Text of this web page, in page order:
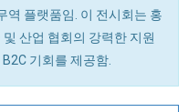
역 플랫품임. 이 전시회는 홍
산업 협회의 강력한 지원
기회를 제공함.